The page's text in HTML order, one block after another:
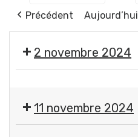
Précédent
Aujourd’hui
2 novembre 2024
par
le
11 novembre 2024